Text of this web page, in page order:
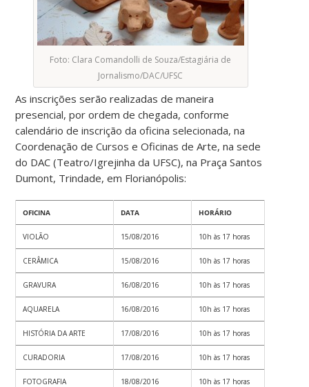
Foto: Clara Comandolli de Souza/Estagiária de
Jornalismo/DAC/UFSC
As inscrições serão realizadas de maneira
presencial, por ordem de chegada, conforme
calendário de inscrição da oficina selecionada, na
Coordenação de Cursos e Oficinas de Arte, na sede
do DAC (Teatro/Igrejinha da UFSC), na Praça Santos
Dumont, Trindade, em Florianópolis:
OFICINA DATA HORÁRIO
VIOLÃO 15/08/2016 10h às 17 horas
CERÂMICA 15/08/2016 10h às 17 horas
GRAVURA 16/08/2016 10h às 17 horas
AQUARELA 16/08/2016 10h às 17 horas
HISTÓRIA DA ARTE 17/08/2016 10h às 17 horas
CURADORIA 17/08/2016 10h às 17 horas
FOTOGRAFIA 18/08/2016 10h às 17 horas